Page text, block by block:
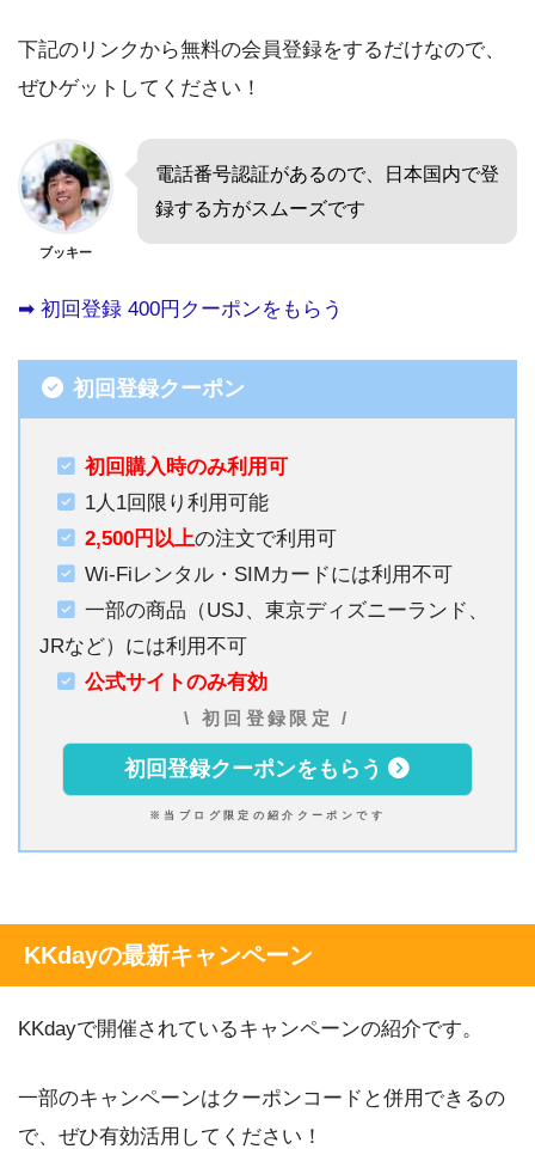
下記のリンクから無料の会員登録をするだけなので、
ぜひゲットしてください！
ブッキー
電話番号認証があるので、日本国内で登
録する方がスムーズです
➡︎ 初回登録 400円クーポンをもらう
初回登録クーポン
初回購入時のみ利用可
1人1回限り利用可能
2,500円以上の注文で利用可
Wi-Fiレンタル・SIMカードには利用不可
一部の商品（USJ、東京ディズニーランド、
JRなど）には利用不可
公式サイトのみ有効
\ 初回登録限定 /
初回登録クーポンをもらう
※当ブログ限定の紹介クーポンです
KKdayの最新キャンペーン
KKdayで開催されているキャンペーンの紹介です。
一部のキャンペーンはクーポンコードと併用できるの
で、ぜひ有効活用してください！